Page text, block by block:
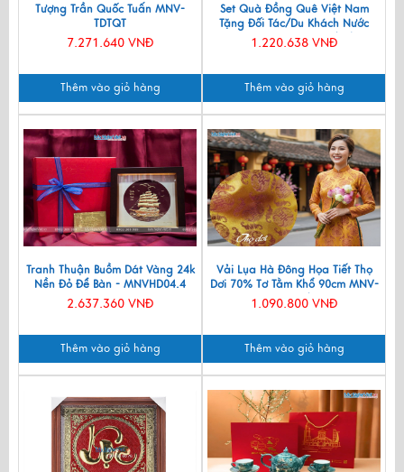
Tượng Trần Quốc Tuấn MNV-
TDTQT
7.271.640 VNĐ
Thêm vào giỏ hàng
Set Quà Đồng Quê Việt Nam
Tặng Đối Tác/Du Khách Nước
Ngoài - Đĩa Sơn Mài/ Hộp
Namecard & Đế Lót Ly Sơn Mài
1.220.638 VNĐ
Thêm vào giỏ hàng
Tranh Thuận Buồm Dát Vàng 24k
Nền Đỏ Để Bàn - MNVHD04.4
2.637.360 VNĐ
Thêm vào giỏ hàng
Vải Lụa Hà Đông Họa Tiết Thọ
Dơi 70% Tơ Tằm Khổ 90cm MNV-
LTA11/1
1.090.800 VNĐ
Thêm vào giỏ hàng